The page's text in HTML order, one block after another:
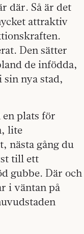
där. Så är det
attraktiv
Den sätter
de infödda,
nya stad,
plats för
lite
nästa gång du
till ett
gubbe. Där och
i väntan på